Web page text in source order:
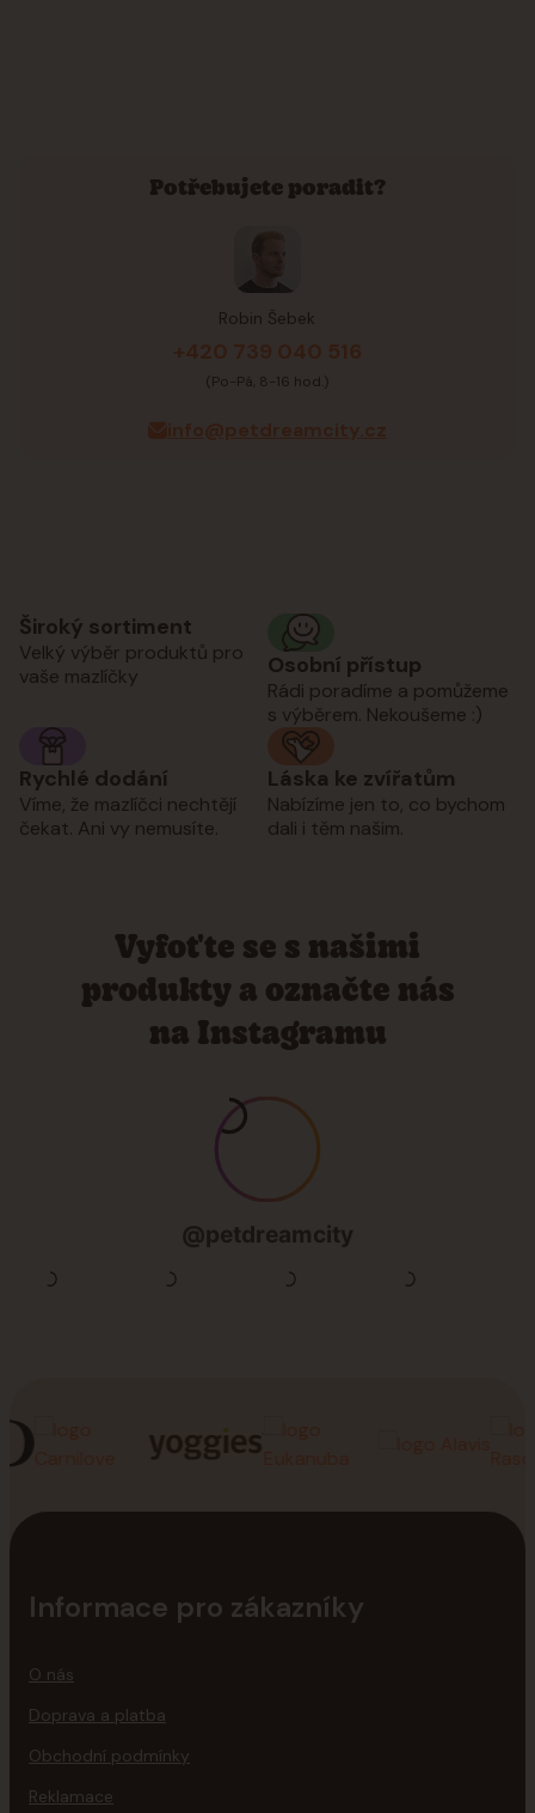
Potřebujete poradit?
Robin Šebek
+420 739 040 516
(Po-Pá, 8-16 hod.)
info@petdreamcity.cz
Široký sortiment
Velký výběr produktů pro
vaše mazlíčky
Osobní přístup
Rádi poradíme a pomůžeme
s výběrem. Nekoušeme :)
Rychlé dodání
Víme, že mazlíčci nechtějí
čekat. Ani vy nemusíte.
Láska ke zvířatům
Nabízíme jen to, co bychom
dali i těm našim.
Informace pro zákazníky
O nás
Doprava a platba
Obchodní podmínky
Reklamace
Vyfoťte se s našimi
produkty a označte nás
na Instagramu